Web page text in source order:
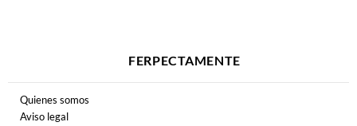
FERPECTAMENTE
Quienes somos
Aviso legal